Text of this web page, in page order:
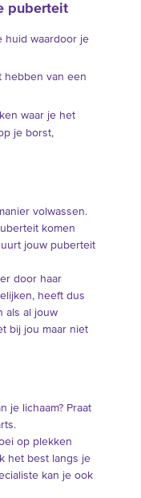
puberteit
huid waardoor je
hebben van een
waar je het
je borst,
volwassen.
komen
jouw puberteit
door haar
heeft dus
als al jouw
bij jou maar niet
je lichaam? Praat
op plekken
het best langs je
kan je ook